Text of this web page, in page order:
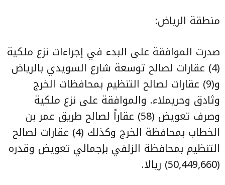
منطقة الرياض:
صدرت الموافقة على البدء في إجراءات نزع ملكية
(4) عقارات لصالح توسعة شارع السويدي بالرياض
و(9) عقارات لصالح التنظيم بمحافظات الخرج
وثادق وحريملاء. والموافقة على نزع ملكية
وصرف تعويض (58) عقاراً لصالح طريق عمر بن
الخطاب بمحافظة الخرج وكذلك (4) عقارات لصالح
التنظيم بمحافظة الزلفي بإجمالي تعويض وقدره
(50,449,660) ريالا.